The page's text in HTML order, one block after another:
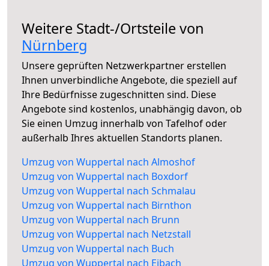
Weitere Stadt-/Ortsteile von
Nürnberg
Unsere geprüften Netzwerkpartner erstellen
Ihnen unverbindliche Angebote, die speziell auf
Ihre Bedürfnisse zugeschnitten sind. Diese
Angebote sind kostenlos, unabhängig davon, ob
Sie einen Umzug innerhalb von Tafelhof oder
außerhalb Ihres aktuellen Standorts planen.
Umzug von Wuppertal nach Almoshof
Umzug von Wuppertal nach Boxdorf
Umzug von Wuppertal nach Schmalau
Umzug von Wuppertal nach Birnthon
Umzug von Wuppertal nach Brunn
Umzug von Wuppertal nach Netzstall
Umzug von Wuppertal nach Buch
Umzug von Wuppertal nach Eibach